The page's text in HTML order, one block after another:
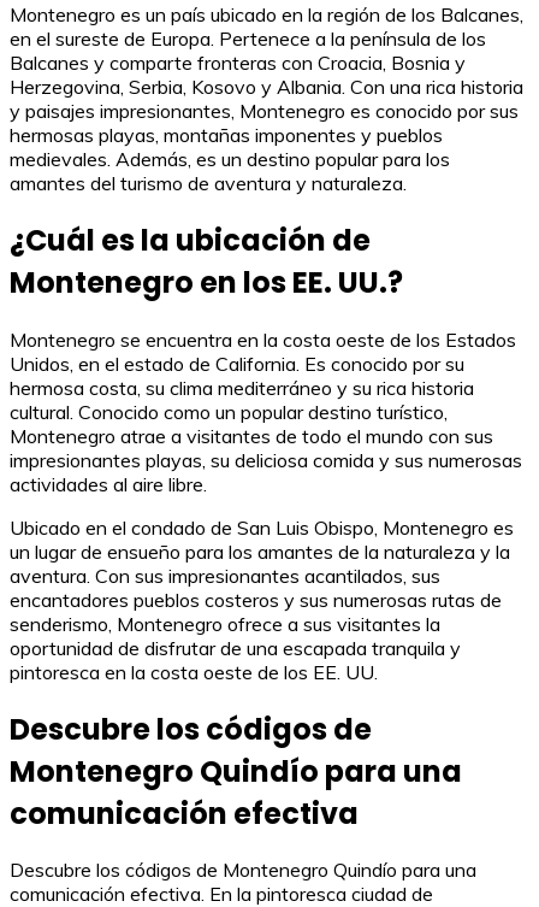
Montenegro es un país ubicado en la región de los Balcanes,
en el sureste de Europa. Pertenece a la península de los
Balcanes y comparte fronteras con Croacia, Bosnia y
Herzegovina, Serbia, Kosovo y Albania. Con una rica historia
y paisajes impresionantes, Montenegro es conocido por sus
hermosas playas, montañas imponentes y pueblos
medievales. Además, es un destino popular para los
amantes del turismo de aventura y naturaleza.
¿Cuál es la ubicación de
Montenegro en los EE. UU.?
Montenegro se encuentra en la costa oeste de los Estados
Unidos, en el estado de California. Es conocido por su
hermosa costa, su clima mediterráneo y su rica historia
cultural. Conocido como un popular destino turístico,
Montenegro atrae a visitantes de todo el mundo con sus
impresionantes playas, su deliciosa comida y sus numerosas
actividades al aire libre.
Ubicado en el condado de San Luis Obispo, Montenegro es
un lugar de ensueño para los amantes de la naturaleza y la
aventura. Con sus impresionantes acantilados, sus
encantadores pueblos costeros y sus numerosas rutas de
senderismo, Montenegro ofrece a sus visitantes la
oportunidad de disfrutar de una escapada tranquila y
pintoresca en la costa oeste de los EE. UU.
Descubre los códigos de
Montenegro Quindío para una
comunicación efectiva
Descubre los códigos de Montenegro Quindío para una
comunicación efectiva. En la pintoresca ciudad de